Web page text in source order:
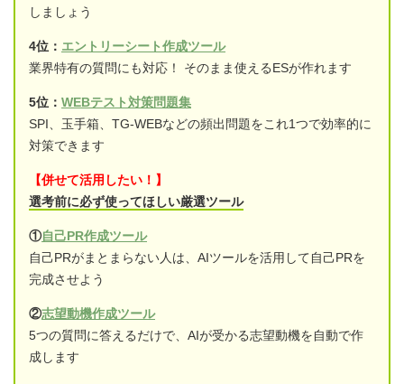
しましょう
4位： エントリーシート作成ツール
業界特有の質問にも対応！ そのまま使えるESが作れます
5位： WEBテスト対策問題集
SPI、玉手箱、TG-WEBなどの頻出問題をこれ1つで効率的に
対策できます
【併せて活用したい！】
選考前に必ず使ってほしい厳選ツール
①自己PR作成ツール
自己PRがまとまらない人は、AIツールを活用して自己PRを
完成させよう
②志望動機作成ツール
5つの質問に答えるだけで、AIが受かる志望動機を自動で作
成します